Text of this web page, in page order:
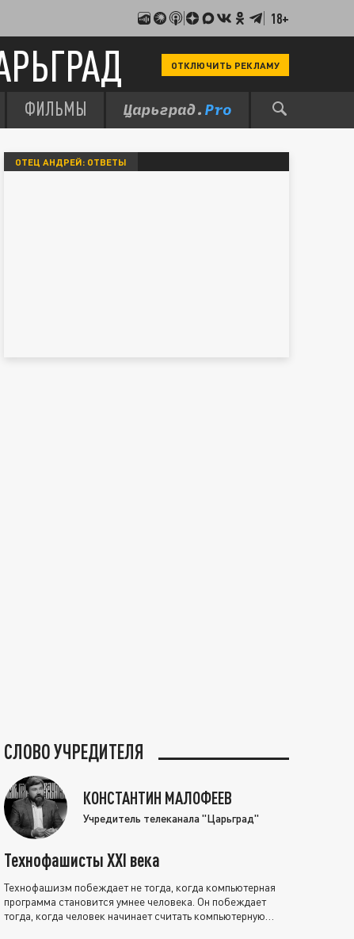
18+
ОТКЛЮЧИТЬ РЕКЛАМУ
ФИЛЬМЫ
ОТЕЦ АНДРЕЙ: ОТВЕТЫ
СЛОВО УЧРЕДИТЕЛЯ
КОНСТАНТИН МАЛОФЕЕВ
Учредитель телеканала "Царьград"
Технофашисты XXI века
Технофашизм побеждает не тогда, когда компьютерная
программа становится умнее человека. Он побеждает
тогда, когда человек начинает считать компьютерную